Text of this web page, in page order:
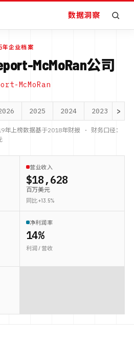
数据洞察
年企业档案
McMoRan公司
McMoRan
2025 2024 2023 >
年上榜数据基于2018年财报 · 财务口径：
营业收入
$18,628
百万美元
同比 +13.5%
净利润率
14%
利润 / 营收